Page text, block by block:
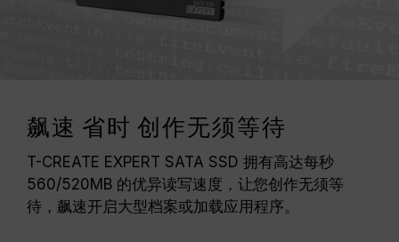
飙速 省时 创作无须等待
T-CREATE EXPERT SATA SSD 拥有高达每秒
560/520MB 的优异读写速度，让您创作无须等
待，飙速开启大型档案或加载应用程序。